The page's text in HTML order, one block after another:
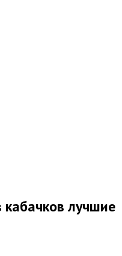
кабачков лучшие